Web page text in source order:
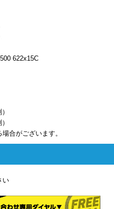
622x15C
合がございます。
い